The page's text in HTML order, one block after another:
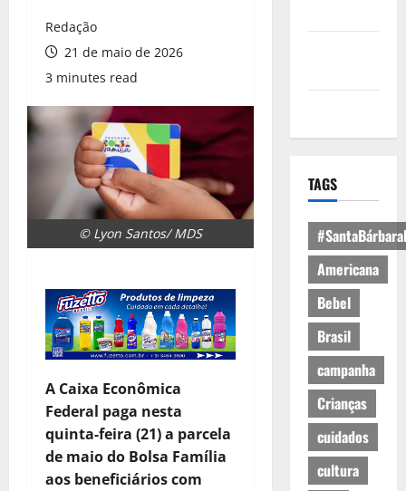
Redação
21 de maio de 2026
3 minutes read
© Lyon Santos/ MDS
A Caixa Econômica
Federal paga nesta
quinta-feira (21) a parcela
de maio do Bolsa Família
aos beneficiários com
TAGS
Americana
Bebel
Brasil
campanha
Crianças
cuidados
cultura